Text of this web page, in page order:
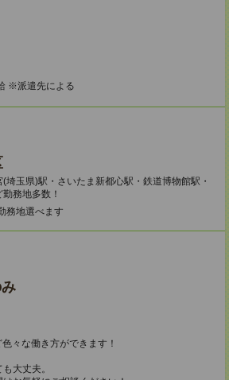
※派遣先による
(埼玉県)駅・さいたま新都心駅・鉄道博物館駅・
務地多数！
務地選べます
々な働き方ができます！
大丈夫。